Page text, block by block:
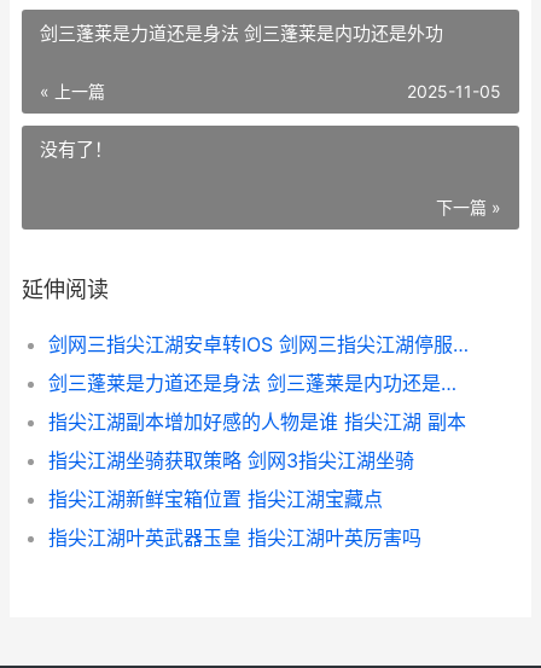
剑三蓬莱是力道还是身法 剑三蓬莱是内功还是外功
« 上一篇 2025-11-05
没有了！
下一篇 »
延伸阅读
剑网三指尖江湖安卓转IOS 剑网三指尖江湖停服了吗
剑三蓬莱是力道还是身法 剑三蓬莱是内功还是外功
指尖江湖副本增加好感的人物是谁 指尖江湖 副本
指尖江湖坐骑获取策略 剑网3指尖江湖坐骑
指尖江湖新鲜宝箱位置 指尖江湖宝藏点
指尖江湖叶英武器玉皇 指尖江湖叶英厉害吗